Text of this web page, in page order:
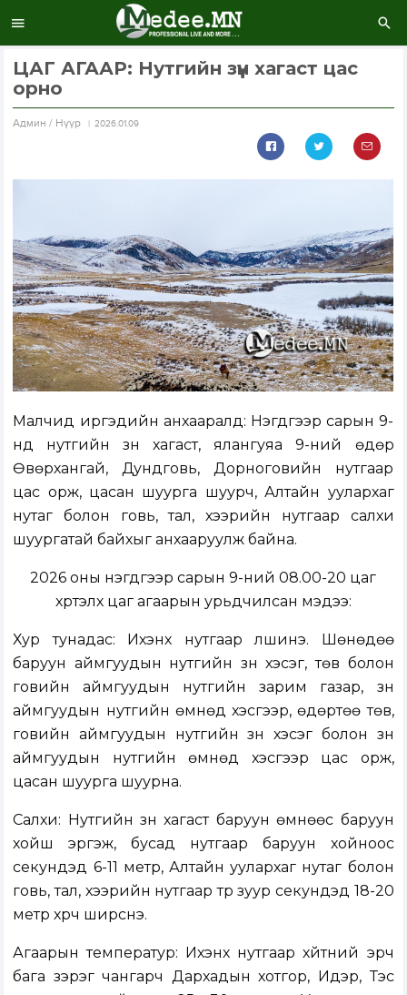
ЦАГ АГААР: Нутгийн зүүн хагаст цас
орно
Aдмин / Нүүр 2026.01.09
Малчид иргэдийн анхааралд: Нэгдүгээр сарын 9-
нд нутгийн зүүн хагаст, ялангуяа 9-ний өдөр
Өвөрхангай, Дундговь, Дорноговийн нутгаар
цас орж, цасан шуурга шуурч, Алтайн уулархаг
нутаг болон говь, тал, хээрийн нутгаар салхи
шуургатай байхыг анхааруулж байна.
2026 оны нэгдүгээр сарын 9-ний 08.00-20 цаг
хүртэлх цаг агаарын урьдчилсан мэдээ:
Хур тунадас: Ихэнх нутгаар үүлшинэ. Шөнөдөө
баруун аймгуудын нутгийн зүүн хэсэг, төв болон
говийн аймгуудын нутгийн зарим газар, зүүн
аймгуудын нутгийн өмнөд хэсгээр, өдөртөө төв,
говийн аймгуудын нутгийн зүүн хэсэг болон зүүн
аймгуудын нутгийн өмнөд хэсгээр цас орж,
цасан шуурга шуурна.
Салхи: Нутгийн зүүн хагаст баруун өмнөөс баруун
хойш эргэж, бусад нутгаар баруун хойноос
секундэд 6-11 метр, Алтайн уулархаг нутаг болон
говь, тал, хээрийн нутгаар түр зуур секундэд 18-20
метр хүрч ширүүснэ.
Агаарын температур: Ихэнх нутгаар хүйтний эрч
бага зэрэг чангарч Дархадын хотгор, Идэр, Тэс